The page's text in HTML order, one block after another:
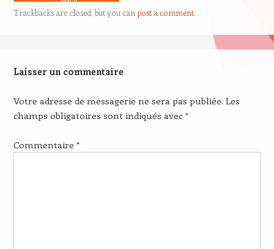
Trackbacks are closed, but you can post a comment.
Laisser un commentaire
Votre adresse de messagerie ne sera pas publiée. Les
champs obligatoires sont indiqués avec *
Commentaire *